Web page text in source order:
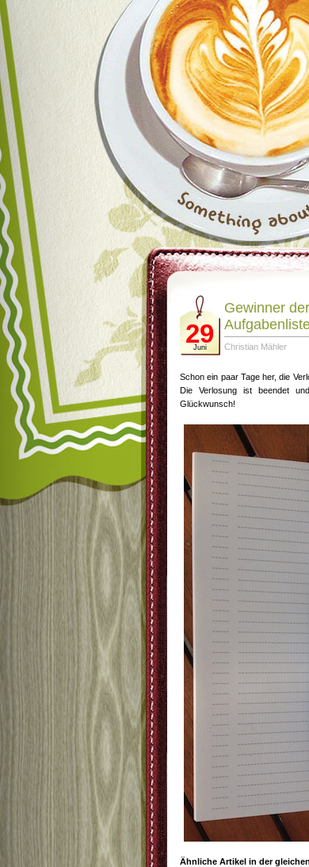
29
Juni
Gewinner
Christian Mähler
Schon ein paar Tage her, die
Die Verlosung ist beendet
Glückwunsch!
Ähnliche Artikel in der